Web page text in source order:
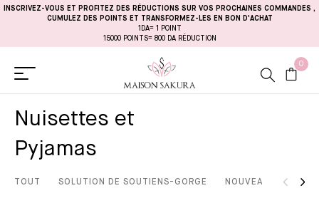
INSCRIVEZ-VOUS ET PROFITEZ DES RÉDUCTIONS SUR VOS PROCHAINES COMMANDES ,
CUMULEZ DES POINTS ET TRANSFORMEZ-LES EN BON D'ACHAT
1DA= 1 POINT
15000 POINTS= 800 DA RÉDUCTION
0
Nuisettes et
Pyjamas
TOUT SOLUTION DE SOUTIENS-GORGE NOUVEAUTÉS